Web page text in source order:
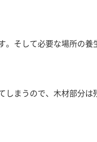
。そして必要な場所の養
まうので、木材部分